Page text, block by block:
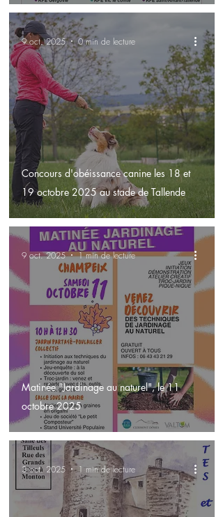
Concours d'obéissance canine les 18 et
19 octobre 2025 au stade de Tallende
9 oct. 2025 0 min de lecture
Matinée "Jardinage au naturel", le 11
octobre 2025
9 oct. 2025 1 min de lecture
3 oct. 2025 1 min de lecture